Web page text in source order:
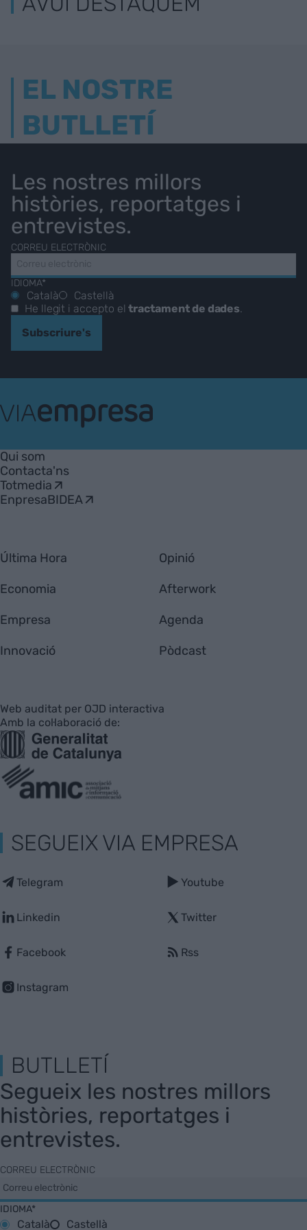
EL NOSTRE
BUTLLETÍ
Les nostres millors
històries, reportatges i
entrevistes.
CORREU ELECTRÒNIC
IDIOMA*
Català
Castellà
He llegit i accepto eltractament de dades.
Subscriure's
Empresa
Qui som
Contacta'ns
Totmedia
EnpresaBIDEA
Última Hora
Economia
Empresa
Innovació
Opinió
Afterwork
Agenda
Pòdcast
Web auditat per OJD interactiva
Amb la col·laboració de:
SEGUEIX VIA EMPRESA
Telegram
Linkedin
Facebook
Instagram
Youtube
Twitter
Rss
BUTLLETÍ
Segueix les nostres millors
històries, reportatges i
entrevistes.
CORREU ELECTRÒNIC
IDIOMA*
Català Castellà